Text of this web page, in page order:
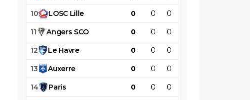
10 LOSC Lille 0 0 0
11 Angers SCO 0 0 0
12 Le Havre 0 0 0
13 Auxerre 0 0 0
14 Paris 0 0 0